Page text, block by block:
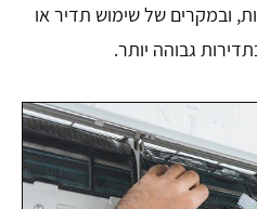
ובמקרים של שימוש תדיר או
גבוהה יותר.